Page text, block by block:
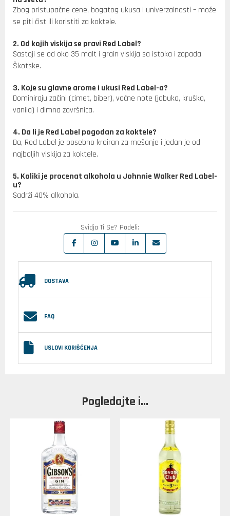
Zbog pristupačne cene, bogatog ukusa i univerzalnosti – može
se piti čist ili koristiti za koktele.
2. Od kojih viskija se pravi Red Label?
Sastoji se od oko 35 malt i grain viskija sa istoka i zapada
Škotske.
3. Koje su glavne arome i ukusi Red Label-a?
Dominiraju začini (cimet, biber), voćne note (jabuka, kruška,
vanila) i dimna završnica.
4. Da li je Red Label pogodan za koktele?
Da, Red Label je posebno kreiran za mešanje i jedan je od
najboljih viskija za koktele.
5. Koliki je procenat alkohola u Johnnie Walker Red Label-
u?
Sadrži 40% alkohola.
Svidja Ti Se? Podeli:
DOSTAVA
FAQ
USLOVI KORIŠĆENJA
Pogledajte i...